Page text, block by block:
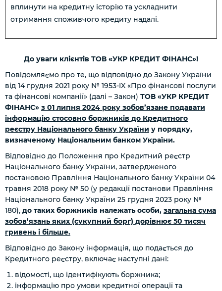
вплинути на кредитну історію та ускладнити
отримання споживчого кредиту надалі.
До уваги клієнтів ТОВ «УКР КРЕДИТ ФІНАНС»!
Повідомляємо про те, що відповідно до Закону України
від 14 грудня 2021 року № 1953-IX «Про фінансові послуги
та фінансові компанії» (далі – Закон) ТОВ «УКР КРЕДИТ
ФІНАНС» з 01 липня 2024 року зобов’язане подавати
інформацію стосовно боржників до Кредитного
реєстру Національного банку України у порядку,
визначеному Національним банком України.
Відповідно до Положення про Кредитний реєстр
Національного банку України, затвердженого
постановою Правління Національного банку України 04
травня 2018 року № 50 (у редакції постанови Правління
Національного банку України 25 грудня 2023 року №
180), до таких боржників належать особи, загальна сума
зобов’язань яких (сукупний борг) дорівнює 50 тисяч
гривень і більше.
Відповідно до Закону інформація, що подається до
Кредитного реєстру, включає наступні дані:
відомості, що ідентифікують боржника;
інформацію про умови кредитної операції та